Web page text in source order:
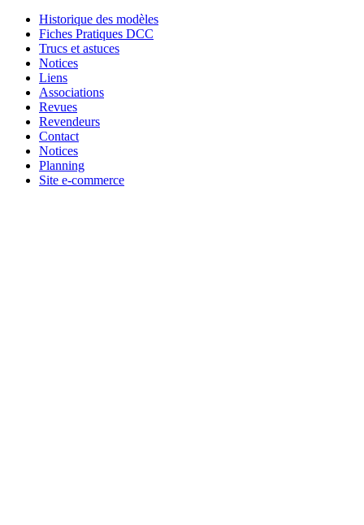
Historique des modèles
Fiches Pratiques DCC
Trucs et astuces
Notices
Liens
Associations
Revues
Revendeurs
Contact
Notices
Planning
Site e-commerce